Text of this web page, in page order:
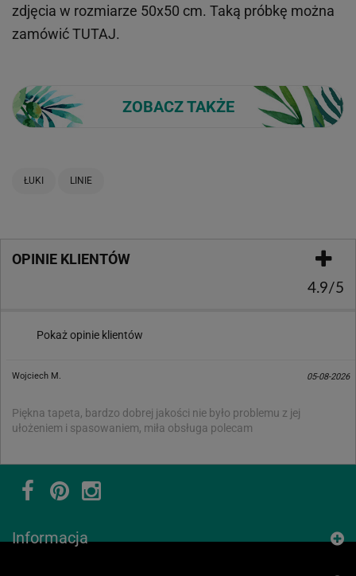
zdjęcia w rozmiarze 50x50 cm. Taką próbkę można
zamówićTUTAJ.
ZOBACZ TAKŻE
ŁUKI LINIE
OPINIE KLIENTÓW
4.9/5
Pokaż opinie klientów
Wojciech M. 05-08-2026
Piękna tapeta, bardzo dobrej jakości nie było problemu z jej
ułożeniem i spasowaniem, miła obsługa polecam
Informacja